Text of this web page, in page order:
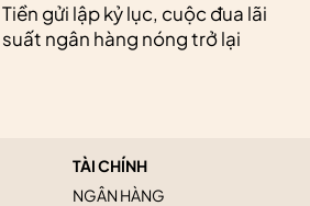
Tiền gửi lập kỷ lục, cuộc đua lãi
suất ngân hàng nóng trở lại
TÀI CHÍNH
NGÂN HÀNG